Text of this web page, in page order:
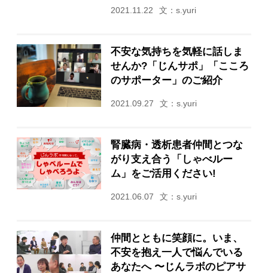
2021.11.22 文：s.yuri
不安な気持ちを気軽に話しま
せんか?「じんサポ」「こころ
のサポーター」のご紹介
2021.09.27 文：s.yuri
腎臓病・透析患者仲間とつな
がり支え合う「しゃべルー
ム」をご活用ください!
2021.06.07 文：s.yuri
仲間とともに笑顔に。いま、
不安を抱え一人で悩んでいる
あなたへ 〜じんラボのピアサ